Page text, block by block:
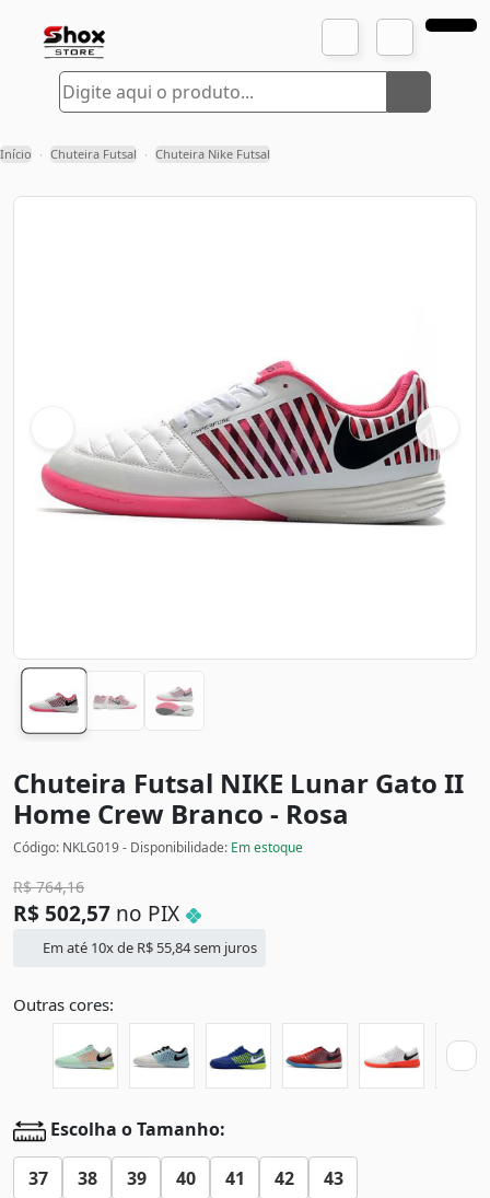
Início › Chuteira Futsal › Chuteira Nike Futsal
Chuteira Futsal NIKE Lunar Gato II
Home Crew Branco - Rosa
Código: NKLG019 - Disponibilidade: Em estoque
R$764,16
R$ 502,57 no PIX
Em até 10x de R$ 55,84sem juros
Outras cores:
Escolha o Tamanho:
37 38 39 40 41 42 43